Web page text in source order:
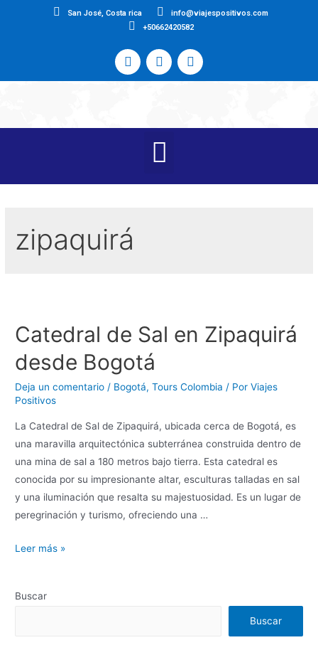
San José, Costa rica
info@viajespositivos.com
+50662420582
zipaquirá
Catedral de Sal en Zipaquirá
desde Bogotá
Deja un comentario / Bogotá,Tours Colombia / PorViajes
Positivos
La Catedral de Sal de Zipaquirá, ubicada cerca de Bogotá, es
una maravilla arquitectónica subterránea construida dentro de
una mina de sal a 180 metros bajo tierra. Esta catedral es
conocida por su impresionante altar, esculturas talladas en sal
y una iluminación que resalta su majestuosidad. Es un lugar de
peregrinación y turismo, ofreciendo una …
Leer más »
Buscar
Buscar